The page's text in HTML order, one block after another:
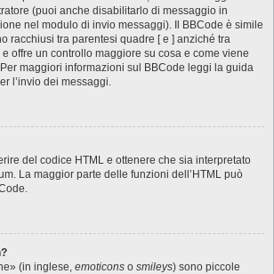
(puoi anche disabilitarlo di messaggio in
nel modulo di invio messaggi). Il BBCode è simile
racchiusi tra parentesi quadre [ e ] anziché tra
offre un controllo maggiore su cosa e come viene
maggiori informazioni sul BBCode leggi la guida
l’invio dei messaggi.
del codice HTML e ottenere che sia interpretato
La maggior parte delle funzioni dell’HTML può
(in inglese, emoticons o smileys) sono piccole